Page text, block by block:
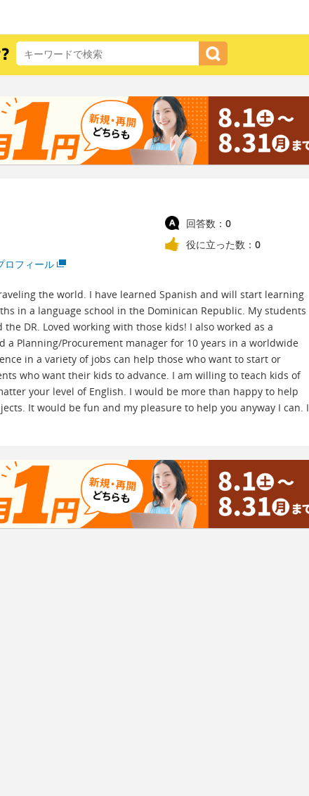
ロフィール
回答数： 0
役に立った数： 0
the world. I have learned Spanish and will start learning
in a language school in the Dominican Republic. My students
DR. Loved working with those kids! I also worked as a
a Planning/Procurement manager for 10 years in a worldwide
in a variety of jobs can help those who want to start or
who want their kids to advance. I am willing to teach kids of
your level of English. I would be more than happy to help
It would be fun and my pleasure to help you anyway I can. I